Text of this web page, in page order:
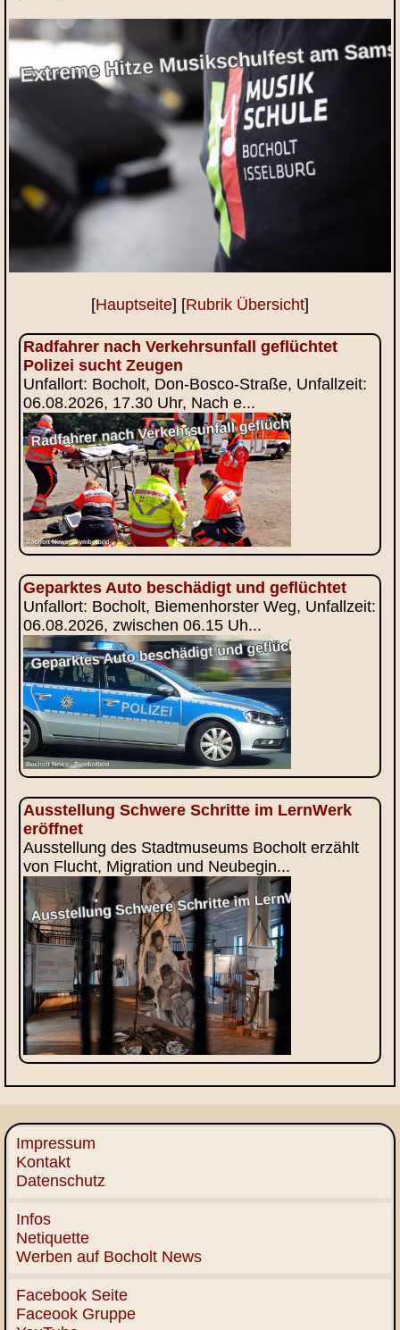
[Hauptseite] [Rubrik Übersicht]
Radfahrer nach Verkehrsunfall geflüchtet
Polizei sucht Zeugen
Unfallort: Bocholt, Don-Bosco-Straße, Unfallzeit:
06.08.2026, 17.30 Uhr, Nach e...
Geparktes Auto beschädigt und geflüchtet
Unfallort: Bocholt, Biemenhorster Weg, Unfallzeit:
06.08.2026, zwischen 06.15 Uh...
Ausstellung Schwere Schritte im LernWerk
eröffnet
Ausstellung des Stadtmuseums Bocholt erzählt
von Flucht, Migration und Neubegin...
Impressum
Kontakt
Datenschutz
Infos
Netiquette
Werben auf Bocholt News
Facebook Seite
Faceook Gruppe